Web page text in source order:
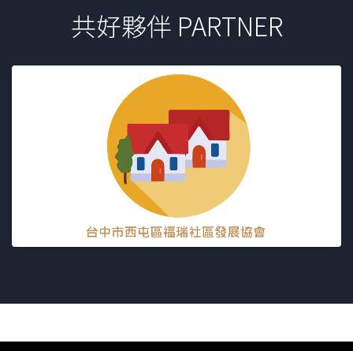
共好夥伴 PARTNER